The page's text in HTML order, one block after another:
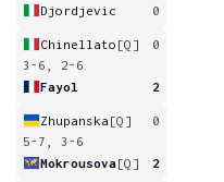
Djordjevic
0
Chinellato [Q]
0
3-6, 2-6
Fayol
2
Zhupanska [Q]
0
5-7, 3-6
Mokrousova[Q] 2